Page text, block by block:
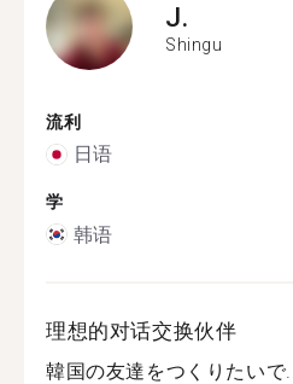
J.
Shingu
流利
日语
学
韩语
理想的对话交换伙伴
韓国の友達をつくりたいで...